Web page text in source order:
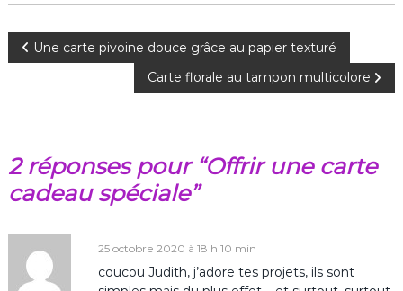
N
i
Une carte pivoine douce grâce au papier texturé
Carte florale au tampon multicolore
2 réponses pour “Offrir une carte
cadeau spéciale”
25 octobre 2020 à 18 h 10 min
coucou Judith, j’adore tes projets, ils sont